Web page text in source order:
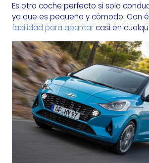
Es otro coche perfecto si solo
ya que es pequeño y cómodo. Con
facilidad para aparcarcasi en